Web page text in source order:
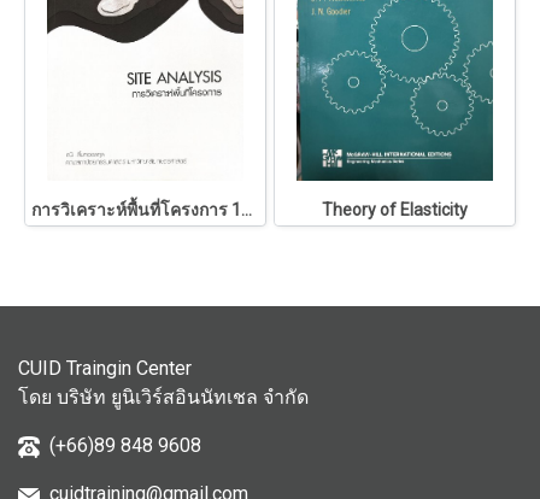
การวิเคราะห์พื้นที่โครงการ 146 Theory of Elasticity
CUID Traingin Center
โดย บริษัท ยูนิเวิร์สอินนัทเชล จำกัด
(+66)89 848 9608
cuidtraining@gmail.com